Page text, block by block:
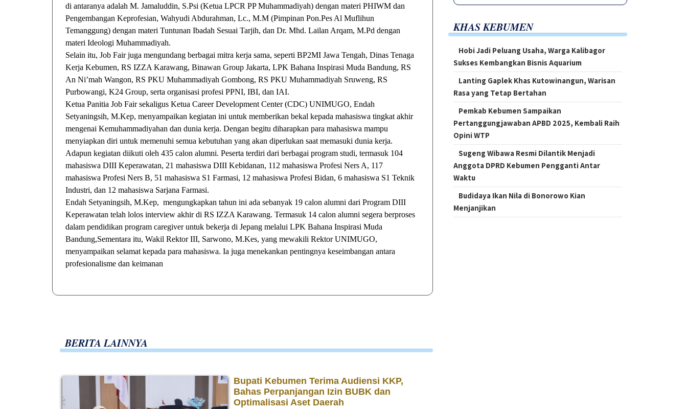
di antaranya adalah M. Jamaluddin, S.Psi (Ketua LPCR PP Muhammadiyah) dengan materi PHIWM dan
Pengembangan Keprofesian, Wahyudi Abdurahman, Lc., M.M (Pimpinan Pon.Pes Al Muflihun
Temanggung) dengan materi Tuntunan Ibadah Sesuai Tarjih, dan Dr. Mhd. Lailan Arqam, M.Pd dengan
materi Ideologi Muhammadiyah.
Selain itu, Job Fair juga mengundang berbagai mitra kerja sama, seperti BP2MI Jawa Tengah, Dinas Tenaga
Kerja Kebumen, RS IZZA Karawang, Binawan Group Jakarta, LPK Bahana Inspirasi Muda Bandung, RS
An Ni’mah Wangon, RS PKU Muhammadiyah Gombong, RS PKU Muhammadiyah Sruweng, RS
Purbowangi, K24 Group, serta organisasi profesi PPNI, IBI, dan IAI.
Ketua Panitia Job Fair sekaligus Ketua Career Development Center (CDC) UNIMUGO, Endah
Setyaningsih, M.Kep, menyampaikan kegiatan ini untuk memberikan bekal kepada mahasiswa tingkat akhir
mengenai Kemuhammadiyahan dan dunia kerja. Dengan begitu diharapkan para mahasiswa mampu
menyiapkan diri untuk memenuhi semua kebutuhan yang akan diperlukan saat memasuki dunia kerja.
Adapun kegiatan diikuti oleh 435 calon alumni. Peserta terdiri dari berbagai program studi, termasuk 104
mahasiswa DIII Keperawatan, 21 mahasiswa DIII Kebidanan, 112 mahasiswa Profesi Ners A, 117
mahasiswa Profesi Ners B, 51 mahasiswa S1 Farmasi, 12 mahasiswa Profesi Bidan, 6 mahasiswa S1 Teknik
Industri, dan 12 mahasiswa Sarjana Farmasi.
Endah Setyaningsih, M.Kep, mengungkapkan tahun ini ada sebanyak 19 calon alumni dari Program DIII
Keperawatan telah lolos interview akhir di RS IZZA Karawang. Termasuk 14 calon alumni segera berproses
dalam pendidikan program caregiver untuk bekerja di Jepang melalui LPK Bahana Inspirasi Muda
Bandung,Sementara itu, Wakil Rektor III, Sarwono, M.Kes, yang mewakili Rektor UNIMUGO,
menyampaikan selamat kepada para mahasiswa. Ia juga menekankan pentingnya keseimbangan antara
profesionalisme dan keimanan
KHAS KEBUMEN
Hobi Jadi Peluang Usaha, Warga Kalibagor
Sukses Kembangkan Bisnis Aquarium
Lanting Gaplek Khas Kutowinangun, Warisan
Rasa yang Tetap Bertahan
Pemkab Kebumen Sampaikan
Pertanggungjawaban APBD 2025, Kembali Raih
Opini WTP
Sugeng Wibawa Resmi Dilantik Menjadi
Anggota DPRD Kebumen Pengganti Antar
Waktu
Budidaya Ikan Nila di Bonorowo Kian
Menjanjikan
BERITA LAINNYA
Bupati Kebumen Terima Audiensi KKP,
Bahas Perpanjangan Izin BUBK dan
Optimalisasi Aset Daerah